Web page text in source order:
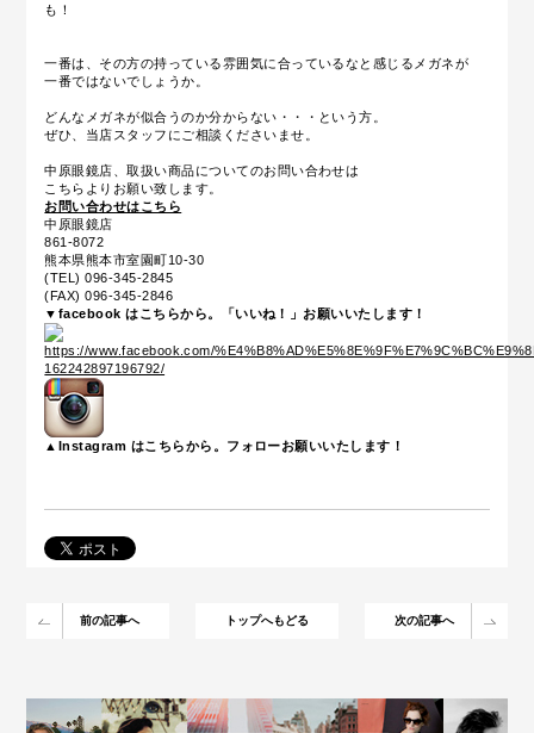
も！
一番は、その方の持っている雰囲気に合っているなと感じるメガネが
一番ではないでしょうか。
どんなメガネが似合うのか分からない・・・という方。
ぜひ、当店スタッフにご相談くださいませ。
中原眼鏡店、取扱い商品についてのお問い合わせは
こちらよりお願い致します。
お問い合わせはこちら
中原眼鏡店
861-8072
熊本県熊本市室園町10-30
(TEL) 096-345-2845
(FAX) 096-345-2846
▼facebook はこちらから。「いいね！」お願いいたします！
▲Instagram はこちらから。フォローお願いいたします！
前の記事へ トップへもどる 次の記事へ